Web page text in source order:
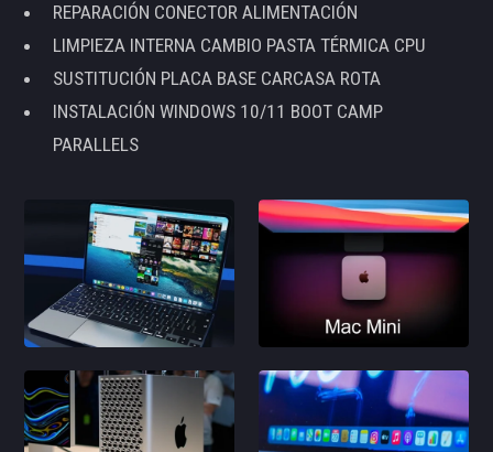
REPARACIÓN CONECTOR ALIMENTACIÓN
LIMPIEZA INTERNA CAMBIO PASTA TÉRMICA CPU
SUSTITUCIÓN PLACA BASE CARCASA ROTA
INSTALACIÓN WINDOWS 10/11 BOOT CAMP
PARALLELS